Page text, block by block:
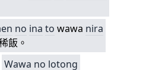
no ina to wawa nira
飯。
Wawa no lotong